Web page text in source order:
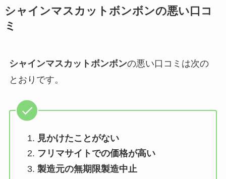
シャインマスカットボンボンの悪い口コ
ミ
シャインマスカットボンボンの悪い口コミは次の
とおりです。
見かけたことがない
フリマサイトでの価格が高い
製造元の無期限製造中止